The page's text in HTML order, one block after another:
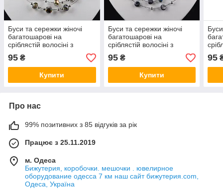
Буси та сережки жіночі
багатошарові на
сріблястій волосіні з
бензиновими
намистинами, що
переливаються, довжина
95 ₴
Купити
Буси та сережки жіночі
багатошарові на
сріблястій волосіні з
блакитними намистинами,
що переливаються,
довжина 45-50 см
95₴
Купити
45-
95
Про нас
99% позитивних з 85 відгуків за рік
Працює з 25.11.2019
м. Одеса
Бижутерия, коробочки. мешочки . ювелирное
оборудование одесса 7 км наш сайт бижутерия.com,
Одеса, Україна